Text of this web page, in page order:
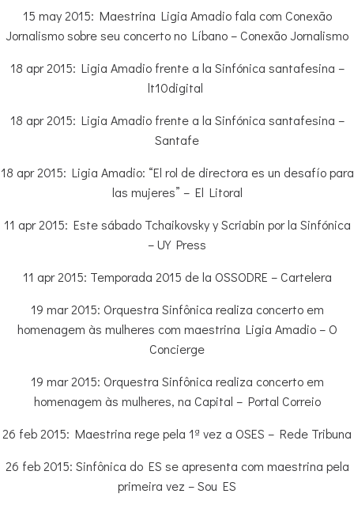
15 may 2015: Maestrina Ligia Amadio fala com Conexão
Jornalismo sobre seu concerto no Líbano – Conexão Jornalismo
18 apr 2015: Ligia Amadio frente a la Sinfónica santafesina –
lt10digital
18 apr 2015: Ligia Amadio frente a la Sinfónica santafesina –
Santafe
18 apr 2015: Ligia Amadio: “El rol de directora es un desafío para
las mujeres” – El Litoral
11 apr 2015: Este sábado Tchaikovsky y Scriabin por la Sinfónica
– UY Press
11 apr 2015: Temporada 2015 de la OSSODRE – Cartelera
19 mar 2015: Orquestra Sinfônica realiza concerto em
homenagem às mulheres com maestrina Ligia Amadio – O
Concierge
19 mar 2015: Orquestra Sinfônica realiza concerto em
homenagem às mulheres, na Capital – Portal Correio
26 feb 2015: Maestrina rege pela 1ª vez a OSES – Rede Tribuna
26 feb 2015: Sinfônica do ES se apresenta com maestrina pela
primeira vez – Sou ES